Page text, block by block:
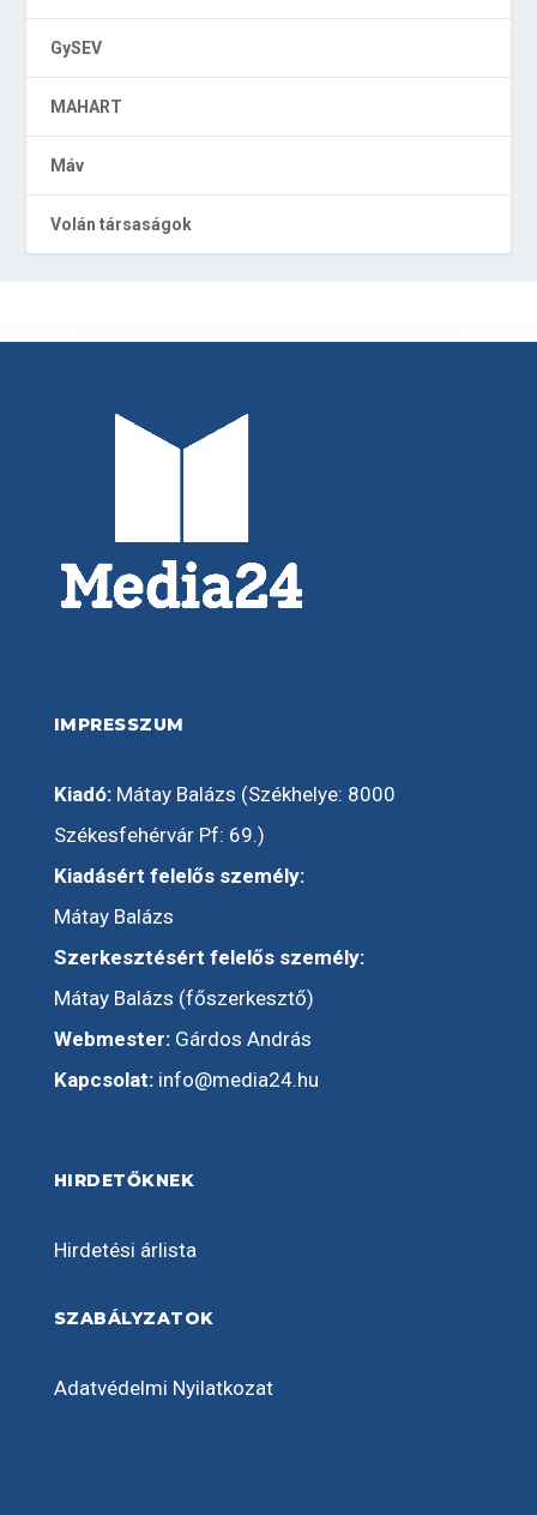
GySEV
MAHART
Máv
Volán társaságok
IMPRESSZUM
Kiadó:Mátay Balázs (Székhelye: 8000
Székesfehérvár Pf: 69.)
Kiadásért felelős személy:
Mátay Balázs
Szerkesztésért felelős személy:
Mátay Balázs (főszerkesztő)
Webmester:Gárdos András
Kapcsolat: info@media24.hu
HIRDETŐKNEK
Hirdetési árlista
SZABÁLYZATOK
Adatvédelmi Nyilatkozat